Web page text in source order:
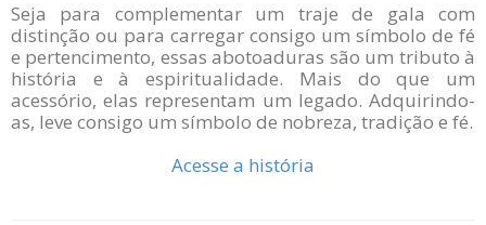
Seja para complementar um traje de gala com
distinção ou para carregar consigo um símbolo de fé
e pertencimento, essas abotoaduras são um tributo à
história e à espiritualidade. Mais do que um
acessório, elas representam um legado. Adquirindo-
as, leve consigo um símbolo de nobreza, tradição e fé.
Acesse a história